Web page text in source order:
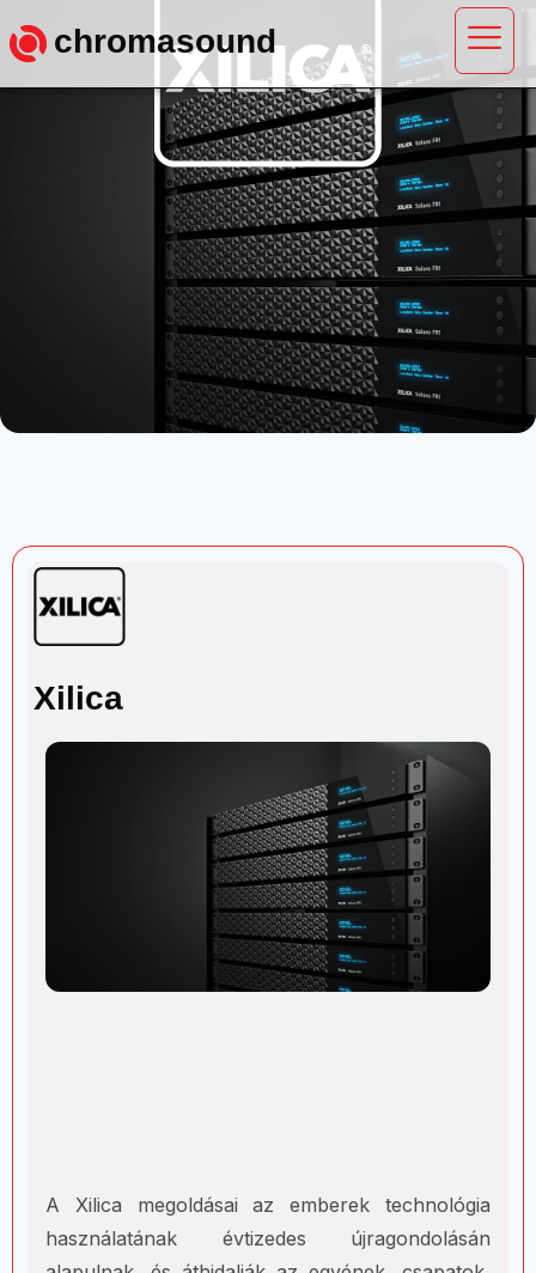
chromasound
Xilica
A Xilica megoldásai az emberek technológia
használatának évtizedes újragondolásán